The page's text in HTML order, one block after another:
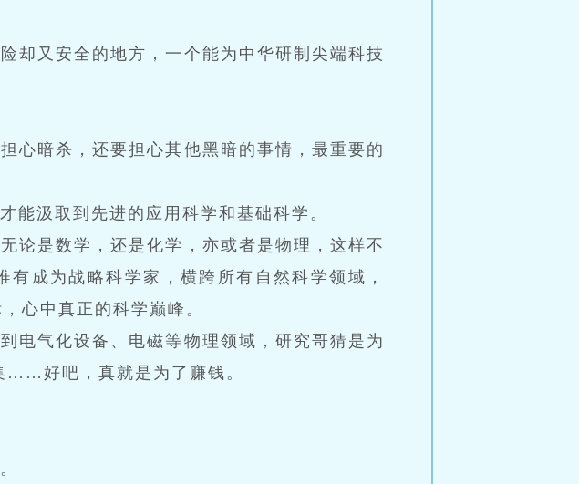
却又安全的地方，一个能为中华研制尖端科技
心暗杀，还要担心其他黑暗的事情，最重要的
能汲取到先进的应用科学和基础科学。
论是数学，还是化学，亦或者是物理，这样不
成为战略科学家，横跨所有自然科学领域，
心中真正的科学巅峰。
电气化设备、电磁等物理领域，研究哥猜是为
……好吧，真就是为了赚钱。